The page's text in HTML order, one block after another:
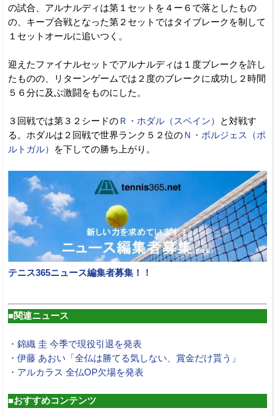
の試合、アルナルディは第１セットを４ー６で落としたもの
の、キープ合戦となった第２セットではタイブレークを制して
１セットオールに追いつく。
迎えたファイナルセットでアルナルディは１度ブレークを許し
たものの、リターンゲームでは２度のブレークに成功し２時間
５６分に及ぶ激闘をものにした。
３回戦では第３２シードのＲ・ホダル（スペイン）
と対戦す
る。ホダルは２回戦で世界ランク５２位のＮ・ボルジェス（ポ
ルトガル）
を下しての勝ち上がり。
テニス365ニュース編集者募集！！
■関連ニュース
・錦織 圭 今季で現役引退を発表
・伊藤 あおい「全仏は勝てる気しない、賞金だけ貰う」
・アルカラス 全仏OP欠場を発表
■おすすめコンテンツ